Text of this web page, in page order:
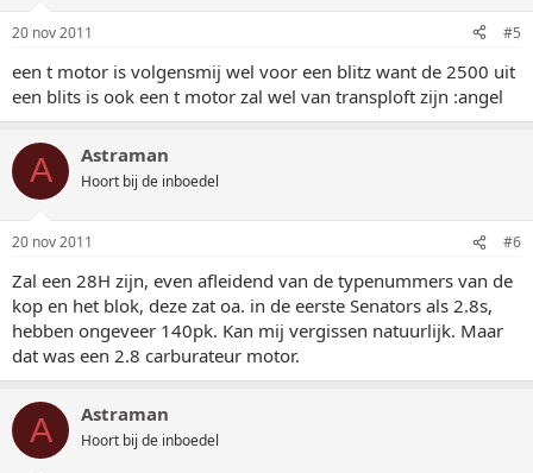
20 nov 2011 #5
een t motor is volgensmij wel voor een blitz want de 2500 uit
een blits is ook een t motor zal wel van transploft zijn :angel
A Astraman
Hoort bij de inboedel
20 nov 2011 #6
Zal een 28H zijn, even afleidend van de typenummers van de
kop en het blok, deze zat oa. in de eerste Senators als 2.8s,
hebben ongeveer 140pk. Kan mij vergissen natuurlijk. Maar
dat was een 2.8 carburateur motor.
A Astraman
Hoort bij de inboedel